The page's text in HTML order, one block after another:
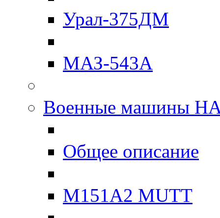
Урал-375ДМ
МАЗ-543А
Военные машины
Общее описание
M151A2 MUTT